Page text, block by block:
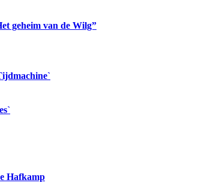
geheim van de Wilg”
Hafkamp